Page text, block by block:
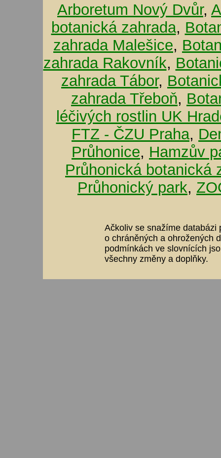
Arboretum Nový Dvůr,
botanická zahrada,
zahrada Malešice,
zahrada Rakovník,
zahrada Tábor,
zahrada Třeboň,
léčivých rostlin UK
FTZ - ČZU Praha,
Průhonice, Hamzův
Průhonická botanická
Průhonický park,
Ačkoliv se snažíme databázi
o chráněných a ohrožených
podmínkách ve slovnících
všechny změny a doplňky.